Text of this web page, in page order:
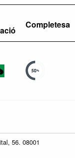
Completesa
56. 08001